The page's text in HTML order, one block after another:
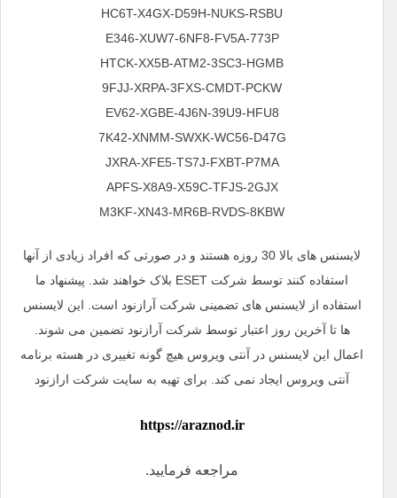
HC6T-X4GX-D59H-NUKS-RSBU
E346-XUW7-6NF8-FV5A-773P
HTCK-XX5B-ATM2-3SC3-HGMB
9FJJ-XRPA-3FXS-CMDT-PCKW
EV62-XGBE-4J6N-39U9-HFU8
7K42-XNMM-SWXK-WC56-D47G
JXRA-XFE5-TS7J-FXBT-P7MA
APFS-X8A9-X59C-TFJS-2GJX
M3KF-XN43-MR6B-RVDS-8KBW
لایسنس های بالا 30 روزه هستند و در صورتی که افراد زیادی از آنها
استفاده کنند توسط شرکت ESET بلاک خواهند شد. پیشنهاد ما
استفاده از لایسنس های تضمینی شرکت آرازنود است. این لایسنس
ها تا آخرین روز اعتبار توسط شرکت آرازنود تضمین می شوند.
اعمال این لایسنس در آنتی ویروس هیچ گونه تغییری در هسته برنامه
آنتی ویروس ایجاد نمی کند. برای تهیه به سایت شرکت ارازنود
https://araznod.ir
مراجعه فرمایید.